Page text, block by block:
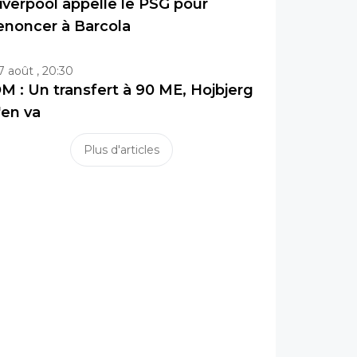
appelle le PSG pour
à Barcola
août , 20:30
: Un transfert à 90 ME, Hojbjerg
va
Plus d'articles